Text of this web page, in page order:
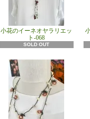
小花のイーネオヤラリエッ
ト-068
SOLD OUT